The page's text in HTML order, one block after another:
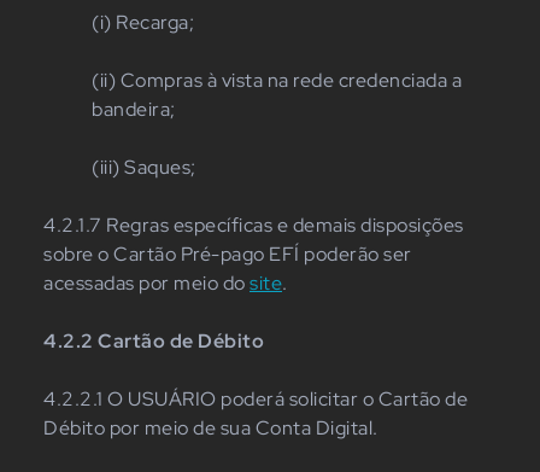
(i) Recarga;
(ii) Compras à vista na rede credenciada a
bandeira;
(iii) Saques;
4.2.1.7 Regras específicas e demais disposições
sobre o Cartão Pré-pago EFÍ poderão ser
acessadas por meio dosite.
4.2.2 Cartão de Débito
4.2.2.1 O USUÁRIO poderá solicitar o Cartão de
Débito por meio de sua Conta Digital.